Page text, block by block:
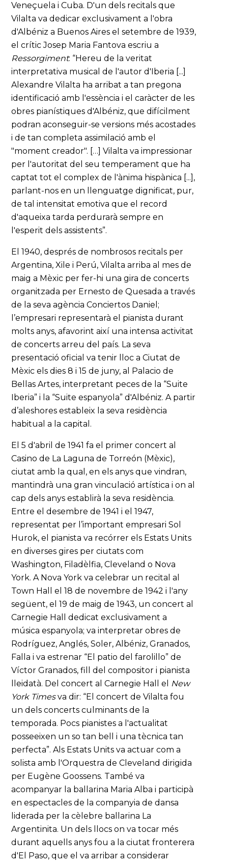
Veneçuela i Cuba. D'un dels recitals que
Vilalta va dedicar exclusivament a l'obra
d'Albéniz a Buenos Aires el setembre de 1939,
el crític Josep Maria Fantova escriu a
Ressorgiment: “Hereu de la veritat
interpretativa musical de l'autor d'Iberia [...]
Alexandre Vilalta ha arribat a tan pregona
identificació amb l'essència i el caràcter de les
obres pianístiques d'Albéniz, que difícilment
podran aconseguir-se versions més acostades
i de tan completa assimilació amb el
"moment creador". […] Vilalta va impressionar
per l'autoritat del seu temperament que ha
captat tot el complex de l'ànima hispànica [...],
parlant-nos en un llenguatge dignificat, pur,
de tal intensitat emotiva que el record
d'aqueixa tarda perdurarà sempre en
l'esperit dels assistents”.
El 1940, després de nombrosos recitals per
Argentina, Xile i Perú, Vilalta arriba al mes de
maig a Mèxic per fer-hi una gira de concerts
organitzada per Ernesto de Quesada a través
de la seva agència Conciertos Daniel;
l’empresari representarà el pianista durant
molts anys, afavorint així una intensa activitat
de concerts arreu del país. La seva
presentació oficial va tenir lloc a Ciutat de
Mèxic els dies 8 i 15 de juny, al Palacio de
Bellas Artes, interpretant peces de la “Suite
Iberia” i la “Suite espanyola” d'Albéniz. A partir
d’aleshores estableix la seva residència
habitual a la capital.
El 5 d'abril de 1941 fa el primer concert al
Casino de La Laguna de Torreón (Mèxic),
ciutat amb la qual, en els anys que vindran,
mantindrà una gran vinculació artística i on al
cap dels anys establirà la seva residència.
Entre el desembre de 1941 i el 1947,
representat per l’important empresari Sol
Hurok, el pianista va recórrer els Estats Units
en diverses gires per ciutats com
Washington, Filadèlfia, Cleveland o Nova
York. A Nova York va celebrar un recital al
Town Hall el 18 de novembre de 1942 i l'any
següent, el 19 de maig de 1943, un concert al
Carnegie Hall dedicat exclusivament a
música espanyola; va interpretar obres de
Rodríguez, Anglés, Soler, Albéniz, Granados,
Falla i va estrenar “El patio del farolillo” de
Víctor Granados, fill del compositor i pianista
lleidatà. Del concert al Carnegie Hall el New
York Timesva dir: “El concert de Vilalta fou
un dels concerts culminants de la
temporada. Pocs pianistes a l'actualitat
posseeixen un so tan bell i una tècnica tan
perfecta”. Als Estats Units va actuar com a
solista amb l'Orquestra de Cleveland dirigida
per Eugène Goossens. També va
acompanyar la ballarina Maria Alba i participà
en espectacles de la companyia de dansa
liderada per la cèlebre ballarina La
Argentinita. Un dels llocs on va tocar més
durant aquells anys fou a la ciutat fronterera
d'El Paso, que el va arribar a considerar